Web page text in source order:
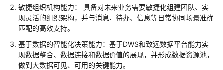
方
案
泛
微
e-
敏捷组织机构能力： 具备对未来业务需要敏捷化组建团队、实
现灵活的组织架构，并与消息、待办、信息等日常协同场景准确
匹配的高效支持。
基于数据的智能化决策能力：基于DWS和致远数据平台能力实
现数据整合、数据连接和数据价值的展现，并形成数据资源池，
做到大数据可见、可用的关键能力。